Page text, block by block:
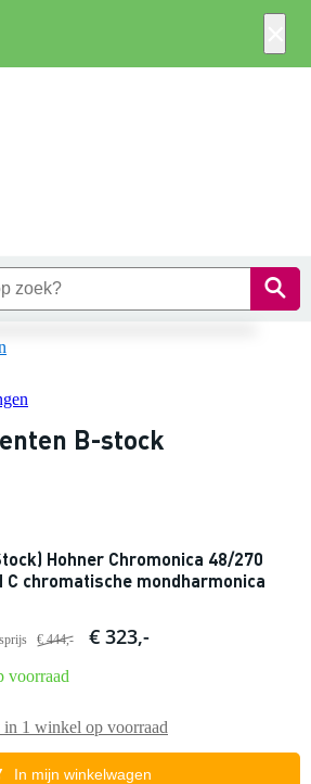
B-stock
Hohner Chromonica 48/270
C chromatische mondharmonica
€ 444,- € 323,-
voorraad
in 1 winkel op voorraad
In mijn winkelwagen